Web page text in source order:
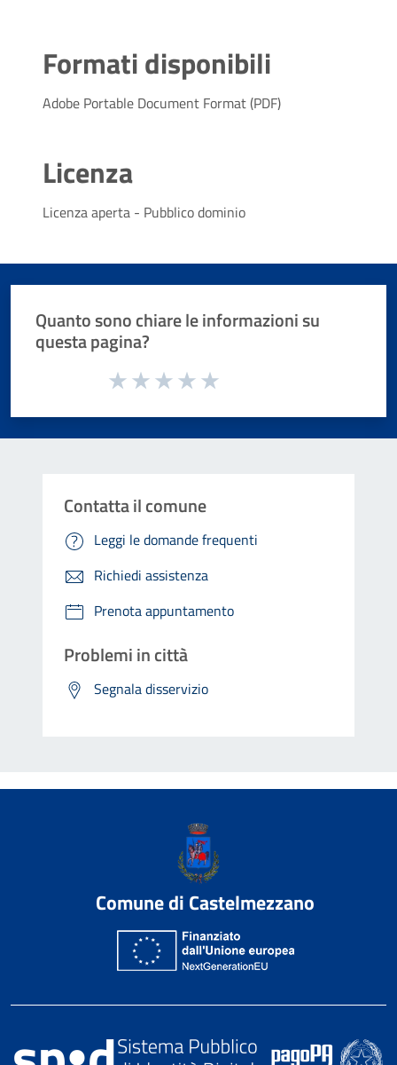
Formati disponibili
Adobe Portable Document Format (PDF)
Licenza
Licenza aperta - Pubblico dominio
Quanto sono chiare le informazioni su
questa pagina?
Valuta da 1 a 5 stelle la pagina
Contatta il comune
Leggi le domande frequenti
Richiedi assistenza
Prenota appuntamento
Problemi in città
Segnala disservizio
Comune di Castelmezzano